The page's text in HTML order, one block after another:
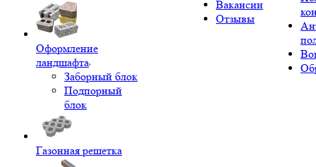
Оформление
ландшафта
Заборный блок
Подпорный
блок
Газонная решетка
Вакансии
Отзывы